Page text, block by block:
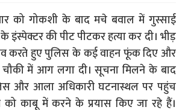
को गोकशी के बाद मचे बवाल में गुस्साई
इंस्पेक्टर की पीट पीटकर हत्या कर दी। भीड़
करते हुए पुलिस के कई वाहन फूंक दिए और
चौकी में आग लगा दी। सूचना मिलने के बाद
और आला अधिकारी घटनास्थल पर पहुंच
काबू में करने के प्रयास किए जा रहे हैं।